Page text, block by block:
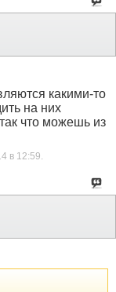
какими-то
на них
что можешь из
в 12:59